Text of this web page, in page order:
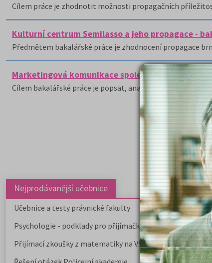
Cílem práce je zhodnotit možnosti propagačních
Kulturní centrum Semilasso a jeho propagace -
Předmětem bakalářské práce je zhodnocení propagace
Marketingová komunikace společnosti TEKON CZ,
Cílem bakalářské práce je popsat, analyzovat a zhodnotit
Nejprodávanější učebnice
Učebnice a testy právnické fakulty
Psychologie - podklady pro přijímačky
Přijímací zkoušky z matematiky na VŠE Praha